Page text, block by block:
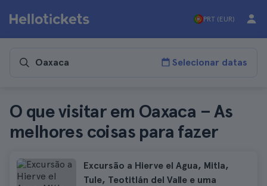
PRT (EUR)
Selecionar datas
O que visitar em Oaxaca – As
melhores coisas para fazer
Excursão a Hierve el Agua, Mitla,
Tule, Teotitlán del Valle e uma